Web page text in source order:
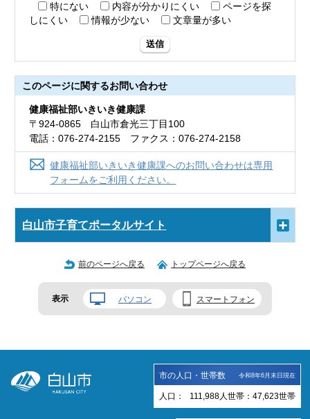
特にない
内容が分かりにくい
ページを探
しにくい
情報が少ない 文章量が多い
送信
このページに関するお問い合わせ
健康福祉部いきいき健康課
〒924-0865 白山市倉光三丁目100
電話：076-274-2155 ファクス：076-274-2158
健康福祉部いきいき健康課へのお問い合わせは専用
フォームをご利用ください。
白山市子育てポータルサイト
前のページへ戻る トップページへ戻る
表示 パソコン スマートフォン
市の人口・世帯数 令和8年6月末日現在
人口： 111,988 人 世帯： 47,623世帯